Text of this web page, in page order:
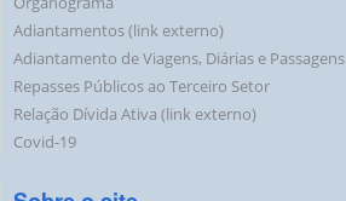
Adiantamentos (link externo)
Adiantamento de Viagens, Diárias e Passagens
Repasses Públicos ao Terceiro Setor
Relação Dívida Ativa (link externo)
Covid-19